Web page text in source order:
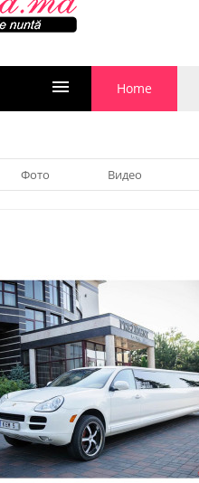
Home
Фото Видео